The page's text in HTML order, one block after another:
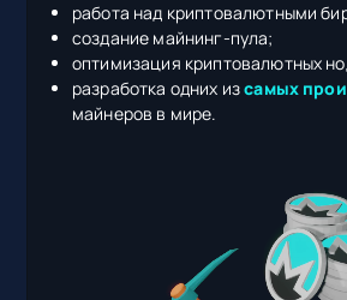
работа над криптовалютными
создание майнинг-пула;
оптимизация криптовалютных
разработка одних изсамых
майнеров в мире.